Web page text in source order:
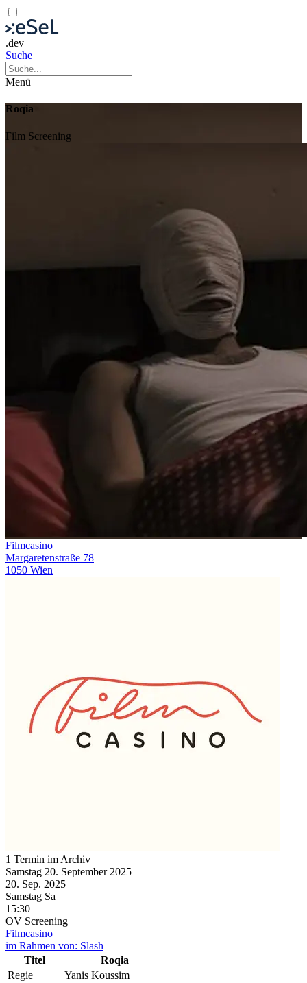
.dev
Suche
Menü
Roqia
Film Screening
Filmcasino
Margaretenstraße 78
1050 Wien
1 Termin im Archiv
Samstag 20. September 2025
20. Sep. 2025
Samstag Sa
15:30
OV Screening
Filmcasino
im Rahmen von: Slash
Titel
Roqia
Regie
Yanis Koussim